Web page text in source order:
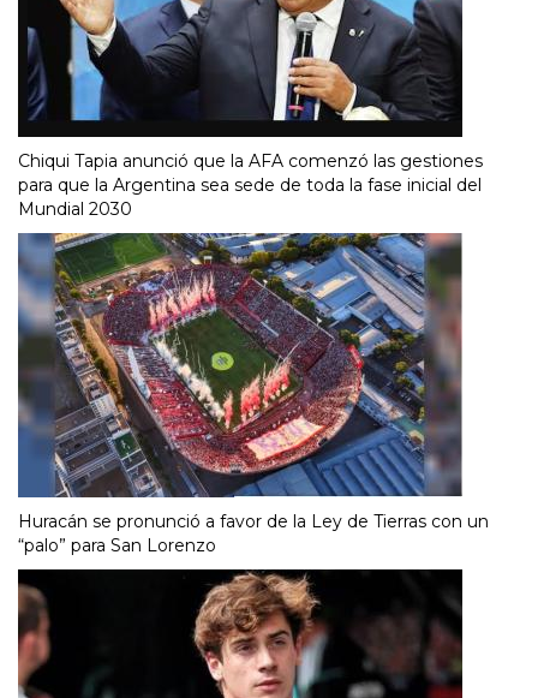
Chiqui Tapia anunció que la AFA comenzó las gestiones
para que la Argentina sea sede de toda la fase inicial del
Mundial 2030
Huracán se pronunció a favor de la Ley de Tierras con un
“palo” para San Lorenzo